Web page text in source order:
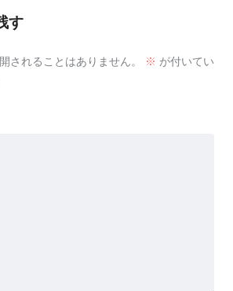
す
されることはありません。 ※ が付いてい